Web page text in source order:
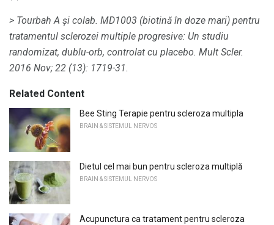
> Tourbah A și colab. MD1003 (biotină în doze mari) pentru
tratamentul sclerozei multiple progresive: Un studiu
randomizat, dublu-orb, controlat cu placebo. Mult Scler.
2016 Nov; 22 (13): 1719-31.
Related Content
Bee Sting Terapie pentru scleroza multipla
BRAIN & SISTEMUL NERVOS
Dietul cel mai bun pentru scleroza multiplă
BRAIN & SISTEMUL NERVOS
Acupunctura ca tratament pentru scleroza